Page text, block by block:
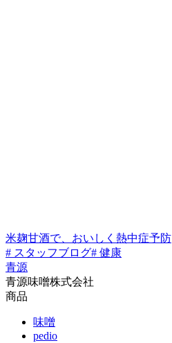
米麹甘酒で、おいしく熱中症予防
# スタッフブログ# 健康
青源
青源味噌株式会社
商品
味噌
pedio